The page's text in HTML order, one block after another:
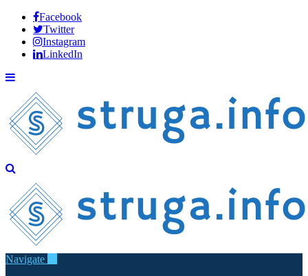
Facebook
Twitter
Instagram
LinkedIn
Navigate